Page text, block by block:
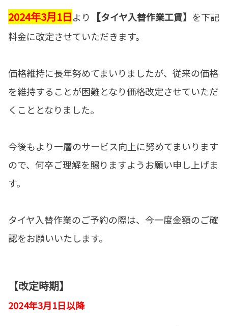
2024年3月1日より 【タイヤ入替作業工賃】 を下記
料金に改定させていただきます。
価格維持に長年努めてまいりましたが、従来の価格
を維持することが困難となり価格改定させていただ
くこととなりました。
今後もより一層のサービス向上に努めてまいります
ので、何卒ご理解を賜りますようお願い申し上げま
す。
タイヤ入替作業のご予約の際は、今一度金額のご確
認をお願いいたします。
【改定時期】
2024年3月1日以降